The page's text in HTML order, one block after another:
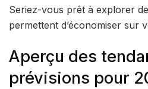
Seriez-vous prêt à explorer
permettent d’économiser sur
Aperçu des
prévisions pour